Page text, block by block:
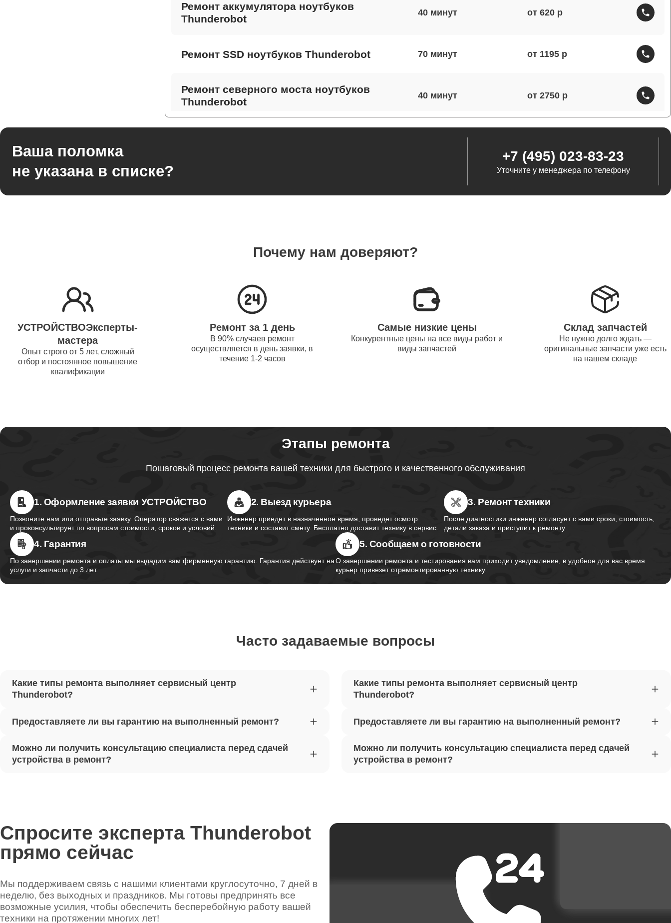
Ремонт аккумулятора ноутбуков
Thunderobot
40 от 620
Ремонт SSD ноутбуков Thunderobot 70 от 1195
Ремонт северного моста ноутбуков
Thunderobot
40 от 2750
Ремонт системы охлаждения ноутбуков
Ремонт процессора ноутбуков Thunderobot 70
Ремонт оперативной памяти ноутбуков
Thunderobot
40
60 от 1595
Ремонт тачпада ноутбуков Thunderobot 80
Ремонт южного моста ноутбуков
Thunderobot
Ремонт контроллера питания ноутбуков
Thunderobot
Настройка Wi-Fi ноутбуков Thunderobot 110
Ремонт петель крышки ноутбуков
Thunderobot
110 от 1045
Ремонт вебкамеры ноутбуков Thunderobot 80 от 1620
Установка драйверов ноутбуков
120
от 3700
Ремонт видеокарты ноутбуков Thunderobot
Ваша поломка
не указана в списке?
+7 (495) 023-83-23
Уточните у менеджера по телефону
Почему нам доверяют?
УСТРОЙСТВОЭксперты-
мастера
Опыт строго от 5 лет, сложный
отбор и постоянное повышение
квалификации
Ремонт за 1 день
В 90% случаев ремонт
осуществляется в день заявки, в
течение 1-2 часов
Самые низкие цены
Конкурентные цены на все виды работ и
виды запчастей
Склад запчастей
Не нужно долго ждать —
оригинальные запчасти уже есть
на нашем складе
Этапы ремонта
Пошаговый процесс ремонта вашей техники для быстрого и качественного обслуживания
1. Оформление заявки УСТРОЙСТВО
Позвоните нам или отправьте заявку. Оператор свяжется с вами
и проконсультирует по вопросам стоимости, сроков и условий.
2. Выезд курьера
Инженер приедет в назначенное время, проведет осмотр
техники и составит смету. Бесплатно доставит технику в сервис.
3. Ремонт техники
После диагностики инженер согласует с вами сроки, стоимость,
детали заказа и приступит к ремонту.
4. Гарантия
По завершении ремонта и оплаты мы выдадим вам фирменную гарантию. Гарантия действует на
услуги и запчасти до 3 лет.
5. Сообщаем о готовности
О завершении ремонта и тестирования вам приходит уведомление, в удобное для вас время
курьер привезет отремонтированную технику.
Часто задаваемые вопросы
Какие типы ремонта выполняет сервисный центр
Thunderobot?
Предоставляете ли вы гарантию на выполненный ремонт?
Можно ли получить консультацию специалиста перед сдачей
устройства в ремонт?
Какие типы ремонта выполняет сервисный центр
Thunderobot?
Предоставляете ли вы гарантию на выполненный ремонт?
Можно ли получить консультацию специалиста перед сдачей
устройства в ремонт?
Спросите эксперта Thunderobot
прямо сейчас
Мы поддерживаем связь с нашими клиентами круглосуточно, 7 дней в
неделю, без выходных и праздников. Мы готовы предпринять все
возможные усилия, чтобы обеспечить бесперебойную работу вашей
техники на протяжении многих лет!